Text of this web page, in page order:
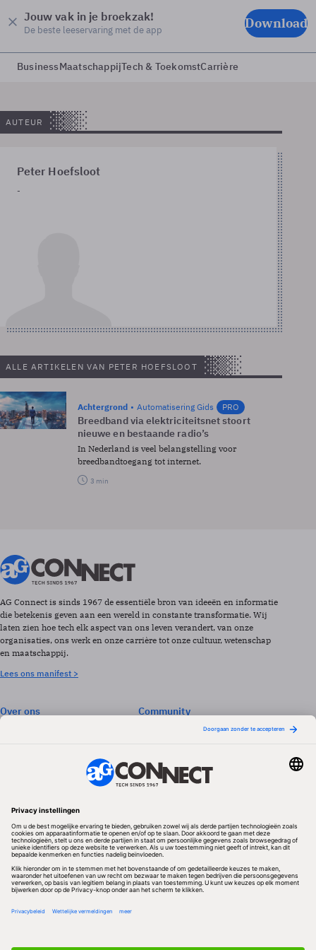
Jouw vak in je broekzak!
De beste leeservaring met de app Download
BusinessMaatschappijTech & ToekomstCarrière
AUTEUR
Peter Hoefsloot
-
ALLE ARTIKELEN VAN PETER HOEFSLOOT
Achtergrond Automatisering Gids PRO
Breedband via elektriciteitsnet stoort
nieuwe en bestaande radio’s
In Nederland is veel belangstelling voor
breedbandtoegang tot internet.
3 min
AG Connect is sinds 1967 de essentiële bron van ideeën en informatie
die betekenis geven aan een wereld in constante transformatie. Wij
laten zien hoe tech elk aspect van ons leven verandert, van onze
organisaties, ons werk en onze carrière tot onze cultuur, wetenschap
en maatschappij.
Lees ons manifest >
Over ons
Privacyinstellingen
Community
Events & Opleidingen
Vacatures
Whitepapers
Volg ons